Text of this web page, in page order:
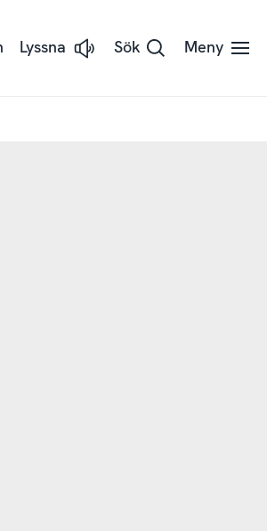
Lyssna
Lyssna Sök Meny